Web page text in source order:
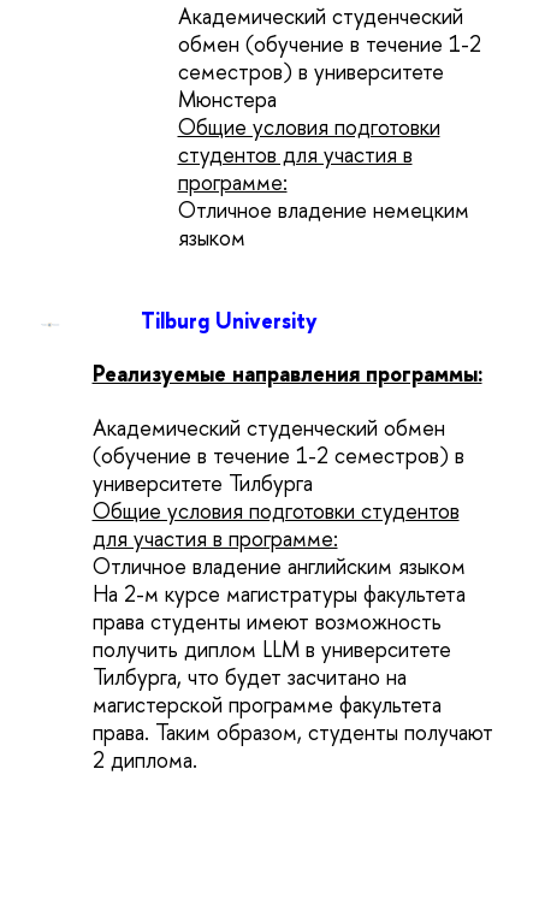
Академический студенческий
обмен (обучение в течение 1-2
семестров) в университете
Мюнстера
Общие условия подготовки
студентов для участия в
программе:
Отличное владение немецким
языком
Tilburg University
Реализуемые направления программы:
Академический студенческий обмен
(обучение в течение 1-2 семестров) в
университете Тилбурга
Общие условия подготовки студентов
для участия в программе:
Отличное владение английским языком
На 2-м курсе магистратуры факультета
права студенты имеют возможность
получить диплом LLM в университете
Тилбурга, что будет засчитано на
магистерской программе факультета
права. Таким образом, студенты получают
2 диплома.